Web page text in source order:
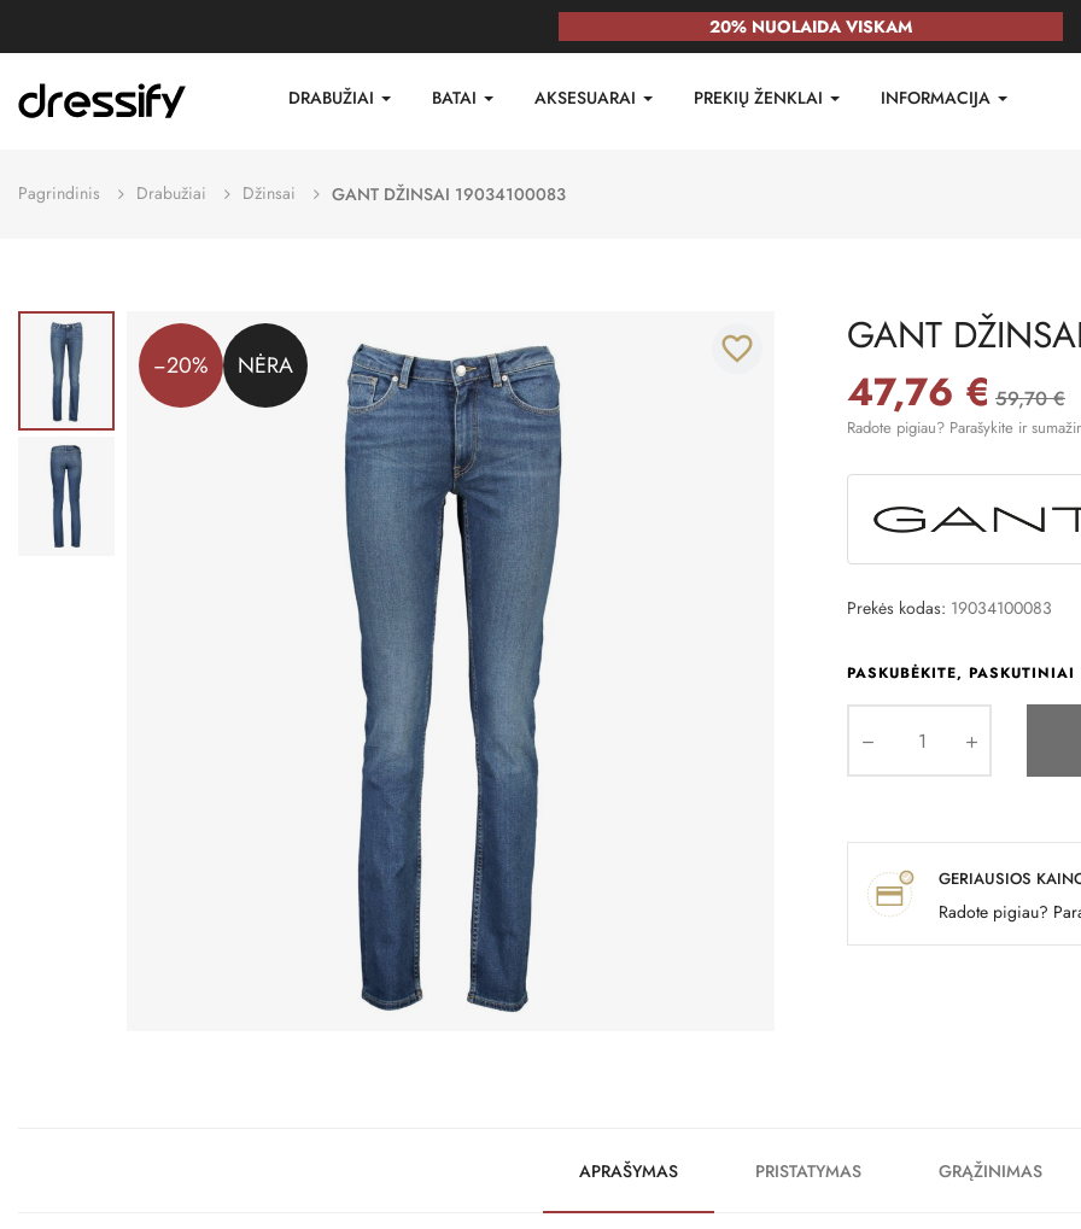
20% NUOLAIDA VISKAM
DRABUŽIAI BATAI AKSESUARAI PREKIŲ ŽENKLAI INFORMACIJA
Pagrindinis Drabužiai Džinsai GANT DŽINSAI 19034100083
−20% NĖRA favorite_border GANT
47,76 € 59,70 €
Radote pigiau? Parašykite ir
Prekės kodas: 19034100083
PASKUBĖKITE,
GERIAUSIOS
Radote pigiau?
APRAŠYMAS PRISTATYMAS GRĄŽINIMAS